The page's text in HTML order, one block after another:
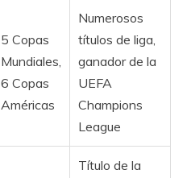
5 Copas
Mundiales,
6 Copas
Américas
Numerosos
títulos de liga,
ganador de la
UEFA
Champions
League
Título de la